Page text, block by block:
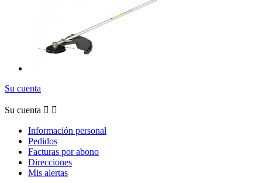
Su cuenta
Su cuenta  
Información personal
Pedidos
Facturas por abono
Direcciones
Mis alertas